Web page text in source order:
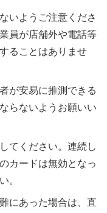
いようご注意くださ
員が店舗外や電話等
ることはありませ
が安易に推測できる
らないようお願いい
てください。連続し
カードは無効となっ
。
にあった場合は、直